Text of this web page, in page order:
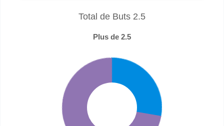
Total de Buts 2.5
Plus de 2.5